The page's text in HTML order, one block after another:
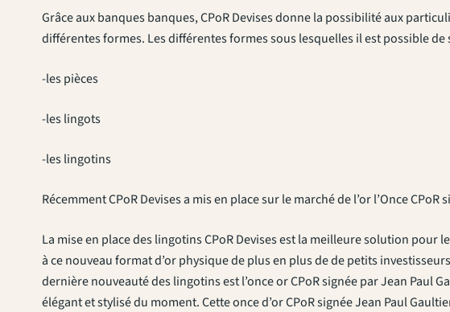
Grâce aux banques banques, CPoR Devises donne la possibilité aux
différentes formes. Les différentes formes sous lesquelles il est possible de
-les pièces
-les lingots
-les lingotins
Récemment CPoR Devises a mis en place sur le marché de l’or l’Once CPoR
La mise en place des lingotins CPoR Devises est la meilleure solution pour
à ce nouveau format d’or physique de plus en plus de de petits
dernière nouveauté des lingotins est l’once or CPoR signée par Jean Paul
élégant et stylisé du moment. Cette once d’or CPoR signée Jean Paul